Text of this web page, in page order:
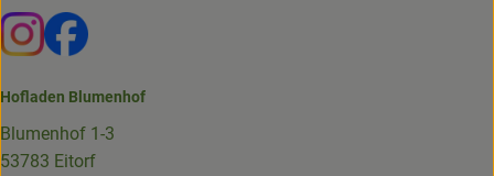
Externer Link zu https://www.instagram.com/die.hofkiste/
Externer Link zu https://www.facebook.com/p/Die-
Hofladen Blumenhof
Blumenhof 1-3
53783 Eitorf